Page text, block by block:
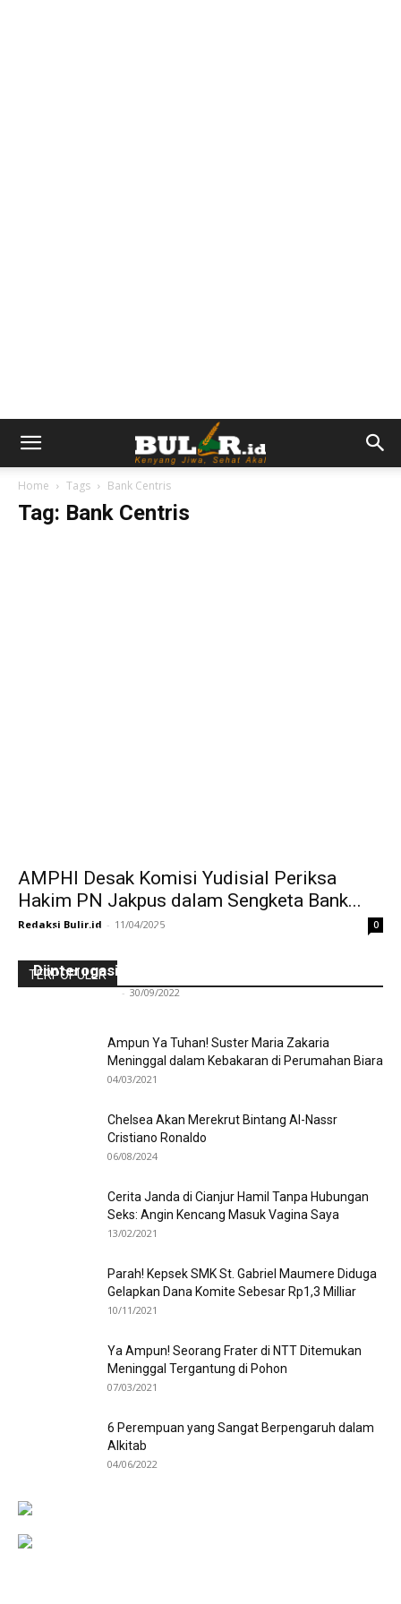
Home Tags Bank Centris
Tag: Bank Centris
AMPHI Desak Komisi Yudisial Periksa
Hakim PN Jakpus dalam Sengketa Bank...
Redaksi Bulir.id - 11/04/2025 0
TERPOPULER
Ini Kronologinya! Diduga Teriaki Kata Sambo,
Diinterogasi Aparat Polres Sikka
- 30/09/2022
Ampun Ya Tuhan! Suster Maria Zakaria
Meninggal dalam Kebakaran di Perumahan Biara
04/03/2021
Chelsea Akan Merekrut Bintang Al-Nassr
Cristiano Ronaldo
06/08/2024
Cerita Janda di Cianjur Hamil Tanpa Hubungan
Seks: Angin Kencang Masuk Vagina Saya
13/02/2021
Parah! Kepsek SMK St. Gabriel Maumere Diduga
Gelapkan Dana Komite Sebesar Rp1,3 Milliar
10/11/2021
Ya Ampun! Seorang Frater di NTT Ditemukan
Meninggal Tergantung di Pohon
07/03/2021
6 Perempuan yang Sangat Berpengaruh dalam
Alkitab
04/06/2022